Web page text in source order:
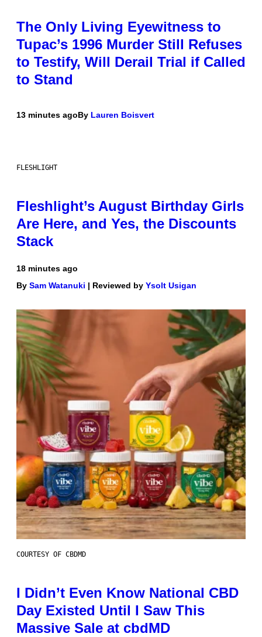
The Only Living Eyewitness to
Tupac’s 1996 Murder Still Refuses
to Testify, Will Derail Trial if Called
to Stand
13 minutes agoBy Lauren Boisvert
FLESHLIGHT
Fleshlight’s August Birthday Girls
Are Here, and Yes, the Discounts
Stack
18 minutes ago
By Sam Watanuki | Reviewed by Ysolt Usigan
COURTESY OF CBDMD
I Didn’t Even Know National CBD
Day Existed Until I Saw This
Massive Sale at cbdMD